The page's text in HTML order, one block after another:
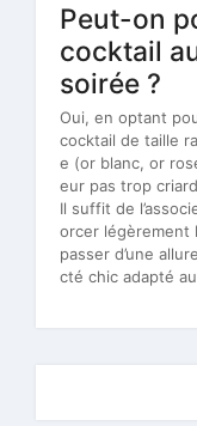
Peut-on
cocktail
soirée ?
Oui, en optant
cocktail de taille
e (or blanc, or
eur pas trop
Il suffit de
orcer légèrement
passer d’une
cté chic adapté